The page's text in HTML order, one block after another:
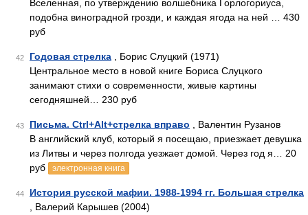
Вселенная, по утверждению волшебника Горлогориуса,
подобна виноградной грозди, и каждая ягода на ней … 430
руб
42 Годовая стрелка , Борис Слуцкий (1971)
Центральное место в новой книге Бориса Слуцкого
занимают стихи о современности, живые картины
сегодняшней… 230 руб
43 Письма. Ctrl+Alt+стрелка вправо , Валентин Рузанов
В английский клуб, который я посещаю, приезжает девушка
из Литвы и через полгода уезжает домой. Через год я… 20
руб
электронная книга
44
История русской мафии. 1988-1994 гг. Большая стрелка
, Валерий Карышев (2004)